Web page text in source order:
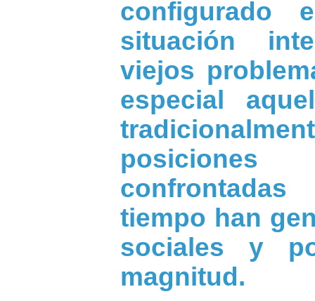
configurado
situación
viejos
especial
tiempo han
sociales y
magnitud.